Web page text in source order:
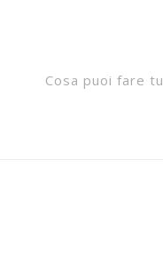
Cosa puoi fare tu